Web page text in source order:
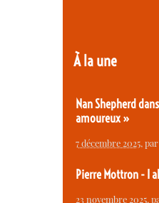
À la une
Nan Shepherd
amoureux »
7 décembre 2025, par
Pierre Mottron - I
23 novembre 2025,